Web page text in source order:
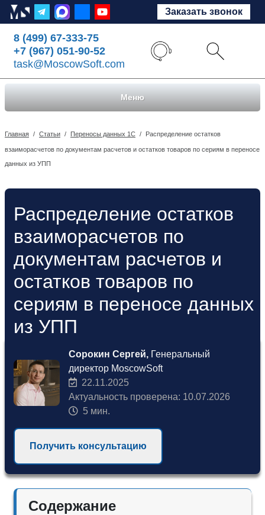
Заказать звонок
8 (499) 67-333-75
+7 (967) 051-90-52
task@MoscowSoft.com
Меню
Главная / Статьи / Переносы данных 1С / Распределение остатков
взаиморасчетов по документам расчетов и остатков товаров по сериям в переносе
данных из УПП
Распределение остатков
взаиморасчетов по
документам расчетов и
остатков товаров по
сериям в переносе данных
из УПП
Сорокин Сергей, Генеральный
директор MoscowSoft
22.11.2025
Актуальность проверена: 10.07.2026
5 мин.
Получить консультацию
Содержание